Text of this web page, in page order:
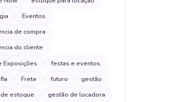
Eventos
de compra
do cliente
Exposições
festas e eventos
Frete futuro
gestão
estoque
gestão de locadora